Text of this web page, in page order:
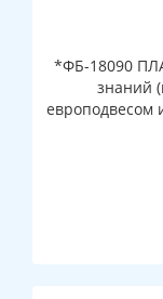
*ФБ-18090
знаний
европодвесом